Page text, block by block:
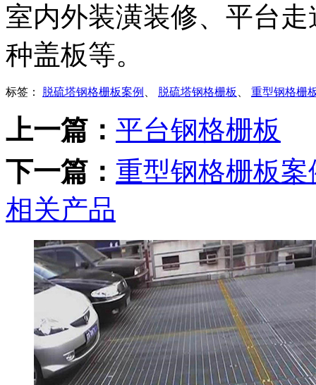
室内外装潢装修、平台
种盖板等。
标签： 脱硫塔钢格栅板案例 脱硫塔钢格栅板 重型钢格栅
上一篇： 平台钢格栅板
下一篇： 重型钢格栅板案
相关产品